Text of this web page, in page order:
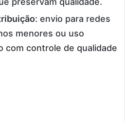
: envio para redes
menores ou uso
com controle de qualidade